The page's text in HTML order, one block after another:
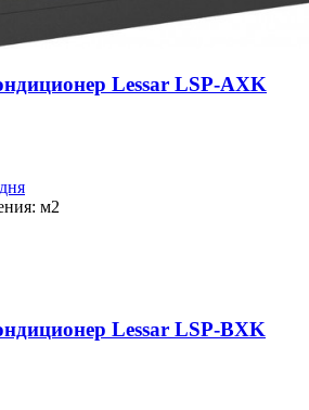
Lessar LSP-AXK
м2
Lessar LSP-BXK